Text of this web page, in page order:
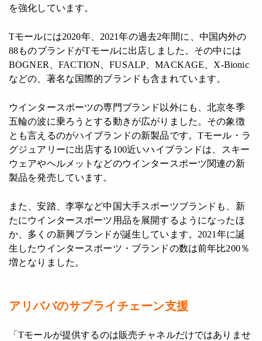
を強化しています。
Tモールには2020年、2021年の過去2年間に、中国内外の
88ものブランドがTモールに出店しました。その中には
BOGNER、FACTION、FUSALP、MACKAGE、X-Bionic
などの、著名な国際的ブランドも含まれています。
ウインタースポーツの専門ブランド以外にも、北京冬季
五輪の波に乗ろうとする動きが広がりました。その象徴
とも言えるのがハイブランドの新製品です。Tモール・ラ
グジュアリーに出店する100近いハイブランドは、スキー
ウェアやヘルメットなどのウインタースポーツ関連の新
製品を発売しています。
また、安踏、李寧など中国大手スポーツブランドも、新
たにウインタースポーツ用品を展開するようになったほ
か、多くの新興ブランドが誕生しています。2021年に誕
生したウインタースポーツ・ブランドの数は前年比200％
増となりました。
アリババのサプライチェーン支援
「Tモールが提供するのは販売チャネルだけではありませ